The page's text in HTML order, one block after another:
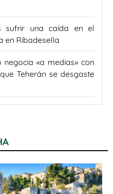
sufrir una caída en el
en Ribadesella
«a medias» con
Teherán se desgaste